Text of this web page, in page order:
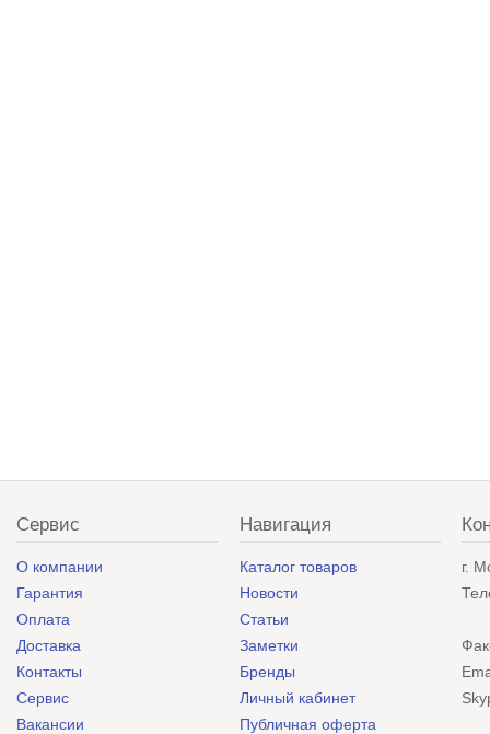
Сервис
О компании
Гарантия
Оплата
Доставка
Контакты
Сервис
Вакансии
Навигация
Каталог товаров
Новости
Статьи
Заметки
Бренды
Личный кабинет
Публичная оферта
г.